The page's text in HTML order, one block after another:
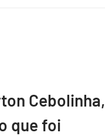
Cebolinha,
que foi